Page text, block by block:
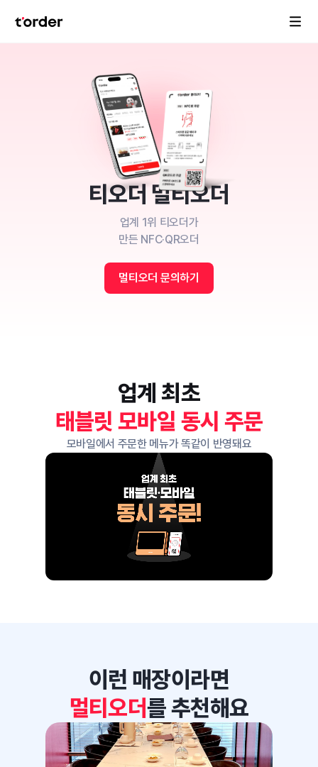
티오더 멀티오더
업계 1위 티오더가
만든 NFC·QR오더
멀티오더 문의하기
업계 최초
태블릿 모바일 동시 주문
모바일에서 주문한 메뉴가 똑같이 반영돼요
이런 매장이라면
멀티오더를 추천해요